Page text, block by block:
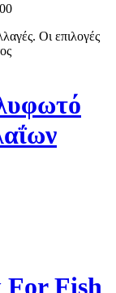
Οι επιλογές
For Fish